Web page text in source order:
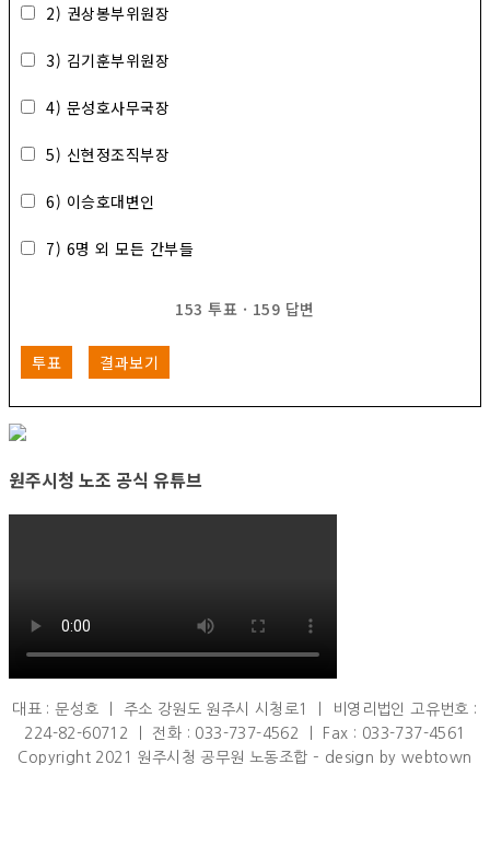
2) 권상봉부위원장
3) 김기훈부위원장
4) 문성호사무국장
5) 신현정조직부장
6) 이승호대변인
7) 6명 외 모든 간부들
153 투표 · 159 답변
투표 결과보기
원주시청 노조 공식 유튜브
대표 : 문성호 ㅣ 주소 강원도 원주시 시청로1 ㅣ 비영리법인 고유번호 :
224-82-60712 ㅣ 전화 : 033-737-4562 ㅣ Fax : 033-737-4561
Copyright 2021 원주시청 공무원 노동조합 – design by webtown